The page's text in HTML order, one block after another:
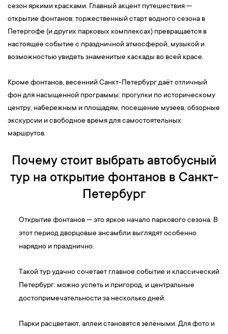
сезон яркими красками. Главный акцент путешествия —
открытие фонтанов: торжественный старт водного сезона в
Петергофе (и других парковых комплексах) превращается в
настоящее событие с праздничной атмосферой, музыкой и
возможностью увидеть знаменитые каскады во всей красе.
Кроме фонтанов, весенний Санкт-Петербург даёт отличный
фон для насыщенной программы: прогулки по историческому
центру, набережным и площадям, посещение музеев, обзорные
экскурсии и свободное время для самостоятельных
маршрутов.
Почему стоит выбрать автобусный
тур на открытие фонтанов в Санкт-
Петербург
Открытие фонтанов — это яркое начало паркового сезона. В
этот период дворцовые ансамбли выглядят особенно
нарядно и празднично.
Такой тур удачно сочетает главное событие и классический
Петербург: можно успеть и пригород, и центральные
достопримечательности за несколько дней.
Парки расцветают, аллеи становятся зелёными. Для фото и